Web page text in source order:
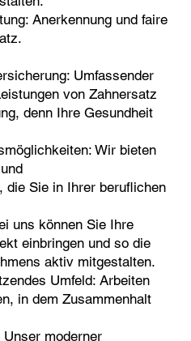
Anerkennung und faire
Umfassender
von Zahnersatz
denn Ihre Gesundheit
Wir bieten
die Sie in Ihrer beruflichen
uns können Sie Ihre
einbringen und so die
aktiv mitgestalten.
Umfeld: Arbeiten
in dem Zusammenhalt
moderner